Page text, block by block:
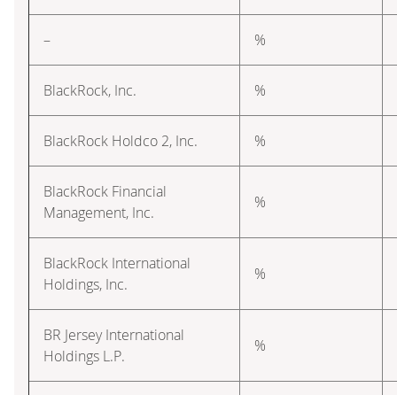
– %
BlackRock, Inc. %
BlackRock Holdco 2, Inc. %
BlackRock Financial
Management, Inc.
%
BlackRock International
Holdings, Inc.
%
BR Jersey International
Holdings L.P.
%